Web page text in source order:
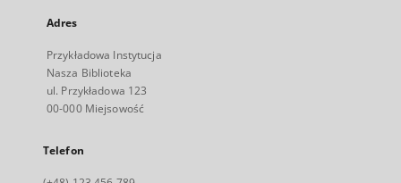
Adres
Przykładowa Instytucja
Nasza Biblioteka
ul. Przykładowa 123
00-000 Miejsowość
Telefon